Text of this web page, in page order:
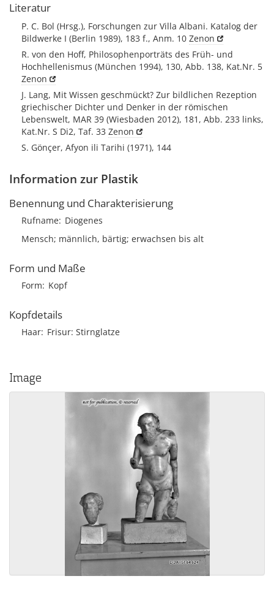
Literatur
P. C. Bol (Hrsg.), Forschungen zur Villa Albani. Katalog der
Bildwerke I (Berlin 1989), 183 f., Anm. 10 Zenon
R. von den Hoff, Philosophenporträts des Früh- und
Hochhellenismus (München 1994), 130, Abb. 138, Kat.Nr. 5
Zenon
J. Lang, Mit Wissen geschmückt? Zur bildlichen Rezeption
griechischer Dichter und Denker in der römischen
Lebenswelt, MAR 39 (Wiesbaden 2012), 181, Abb. 233 links,
Kat.Nr. S Di2, Taf. 33 Zenon
S. Gönçer, Afyon ili Tarihi (1971), 144
Information zur Plastik
Benennung und Charakterisierung
Rufname Diogenes
Mensch; männlich, bärtig; erwachsen bis alt
Form und Maße
Form Kopf
Kopfdetails
Haar Frisur Stirnglatze
Image